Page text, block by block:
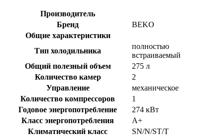
Производитель
Бренд
BEKO
Общие характеристики
Тип холодильника
полностью
встраиваемый
Общий полезный объем
275 л
Количество камер
2
Управление
механическое
Количество компрессоров
1
Годовое энергопотребление
274 кВт
Класс энергопотребления
A+
Климатический класс
SN/N/ST/T